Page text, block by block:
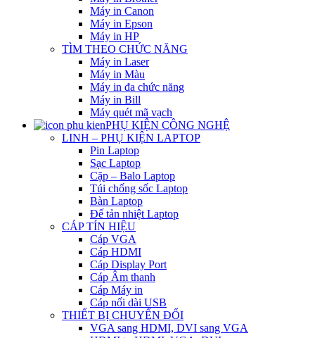
Máy in Canon
Máy in Epson
Máy in HP
TÌM THEO CHỨC NĂNG
Máy in Laser
Máy in Màu
Máy in đa chức năng
Máy in Bill
Máy quét mã vạch
PHỤ KIỆN CÔNG NGHỆ
LINH – PHỤ KIỆN LAPTOP
Pin Laptop
Sạc Laptop
Cặp – Balo Laptop
Túi chống sốc Laptop
Bàn Laptop
Đế tản nhiệt Laptop
CÁP TÍN HIỆU
Cáp VGA
Cáp HDMI
Cáp Display Port
Cáp Âm thanh
Cáp Máy in
Cáp nối dài USB
THIẾT BỊ CHUYỂN ĐỔI
VGA sang HDMI, DVI sang VGA